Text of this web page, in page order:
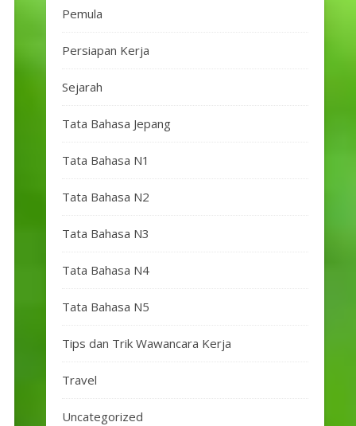
Pemula
Persiapan Kerja
Sejarah
Tata Bahasa Jepang
Tata Bahasa N1
Tata Bahasa N2
Tata Bahasa N3
Tata Bahasa N4
Tata Bahasa N5
Tips dan Trik Wawancara Kerja
Travel
Uncategorized